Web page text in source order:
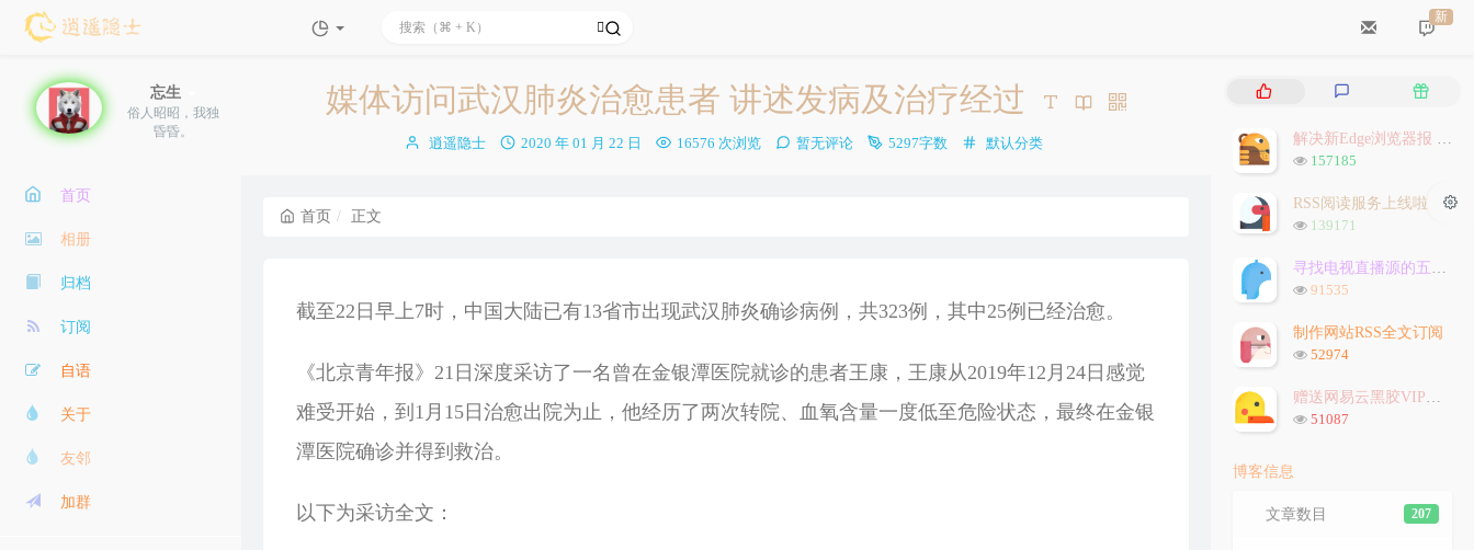
新
忘生
俗人昭昭，我独
昏昏。
首页
相册
归档
订阅
自语
关于
友邻
加群
媒体访问武汉肺炎治愈患者 讲述发病及治疗经过
博
逍遥隐士
发
2020 年 01 月 22 日 16576 次浏览 暂无评论 5297字数
分
默认分类
首页 正文
截至22日早上7时，中国大陆已有13省市出现武汉肺炎确诊病例，共323例，其中25例已经治愈。
《北京青年报》21日深度采访了一名曾在金银潭医院就诊的患者王康，王康从2019年12月24日感觉
难受开始，到1月15日治愈出院为止，他经历了两次转院、血氧含量一度低至危险状态，最终在金银
潭医院确诊并得到救治。
以下为采访全文：
热
评
论
随
文 解决新Edge浏览器报 `STATUS_INVALID_IMAGE_HASH` 问题
浏
次
数:
157185
RSS阅读服务上线啦
浏
次
数:
139171
寻找电视直播源的五种方法
浏
次
数:
91535
制作网站RSS全文订阅
浏
次
数:
52974
赠送网易云黑胶VIP会员
浏
51087
博客信息
207
文章数目